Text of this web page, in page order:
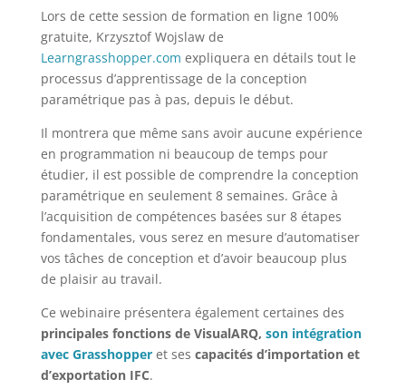
Lors de cette session de formation en ligne 100%
gratuite, Krzysztof Wojslaw de
Learngrasshopper.com expliquera en détails tout le
processus d’apprentissage de la conception
paramétrique pas à pas, depuis le début.
Il montrera que même sans avoir aucune expérience
en programmation ni beaucoup de temps pour
étudier, il est possible de comprendre la conception
paramétrique en seulement 8 semaines. Grâce à
l’acquisition de compétences basées sur 8 étapes
fondamentales, vous serez en mesure d’automatiser
vos tâches de conception et d’avoir beaucoup plus
de plaisir au travail.
Ce webinaire présentera également certaines des
principales fonctions de VisualARQ, son intégration
avec Grasshopperet ses capacités d’importation et
d’exportation IFC.